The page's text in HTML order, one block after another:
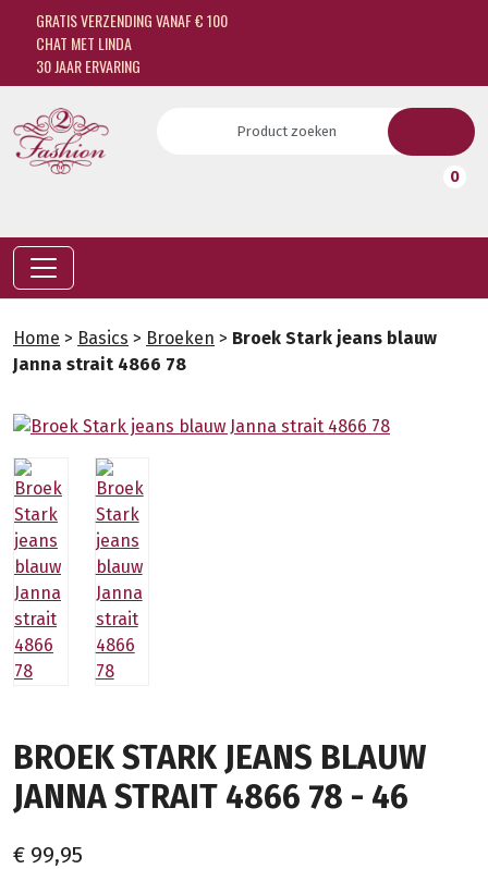
GRATIS VERZENDING VANAF € 100
CHAT MET LINDA
30 JAAR ERVARING
0
Home > Basics > Broeken > Broek Stark jeans blauw
Janna strait 4866 78
BROEK STARK JEANS BLAUW
JANNA STRAIT 4866 78 - 46
€ 99,95